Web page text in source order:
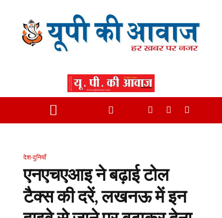
देश-दुनियाँ
एनएचएआइ ने बढ़ाई टोल
टैक्‍स की दरें, लखनऊ में इन